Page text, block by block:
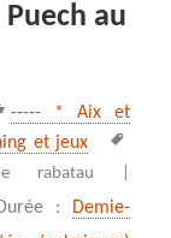
au
Catégories
----- * Aix et
et jeux
rabatau |
:
Demie-